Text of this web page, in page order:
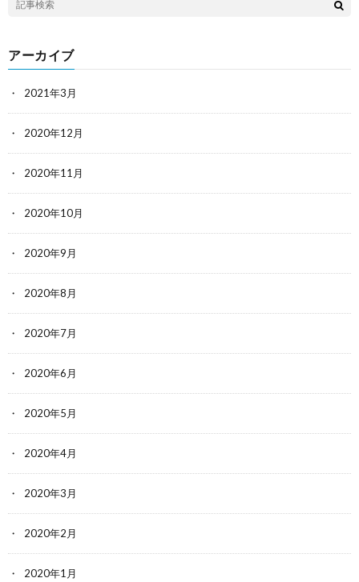
アーカイブ
2021年3月
2020年12月
2020年11月
2020年10月
2020年9月
2020年8月
2020年7月
2020年6月
2020年5月
2020年4月
2020年3月
2020年2月
2020年1月